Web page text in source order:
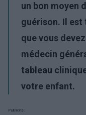
un bon moyen
guérison. Il
que vous
médecin
tableau
votre enfant.
Publicité: